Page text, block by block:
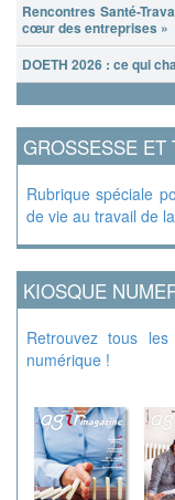
Rencontres Santé-
cœur des entreprises »
DOETH 2026 : ce qui
GROSSESSE ET
Rubrique spéciale
de vie au travail de
KIOSQUE
Retrouvez tous
numérique !